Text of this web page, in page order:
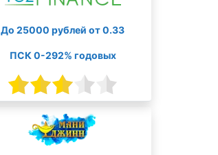
До 25000 рублей от 0.33
ПСК 0-292% годовых